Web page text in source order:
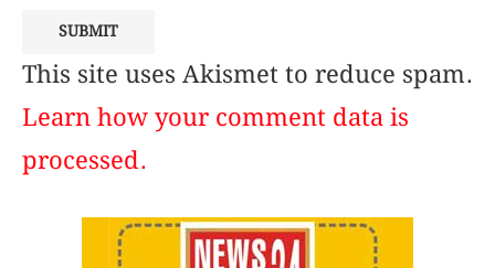
This site uses Akismet to reduce spam.
Learn how your comment data is
processed.